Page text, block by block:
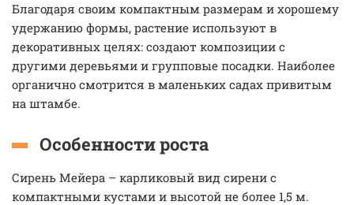
Благодаря своим компактным размерам и хорошему
удержанию формы, растение используют в
декоративных целях: создают композиции с
другими деревьями и групповые посадки. Наиболее
органично смотрится в маленьких садах привитым
на штамбе.
Особенности роста
Сирень Мейера – карликовый вид сирени с
компактными кустами и высотой не более 1,5 м.